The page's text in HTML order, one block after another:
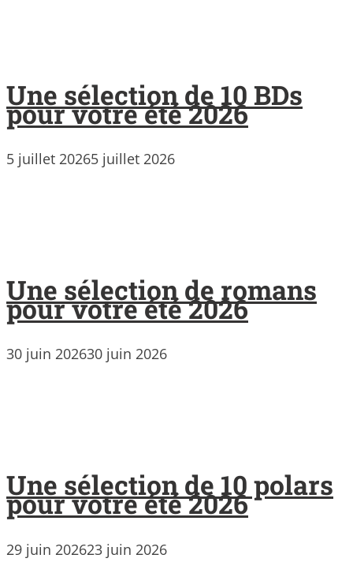
Une sélection de 10 BDs
pour votre été 2026
5 juillet 20265 juillet 2026
Une sélection de romans
pour votre été 2026
30 juin 202630 juin 2026
Une sélection de 10 polars
pour votre été 2026
29 juin 202623 juin 2026